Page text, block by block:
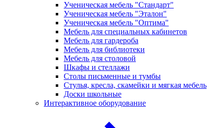
Ученическая мебель "Стандарт"
Ученическая мебель "Эталон"
Ученическая мебель "Оптима"
Мебель для специальных кабинетов
Мебель для гардероба
Мебель для библиотеки
Мебель для столовой
Шкафы и стеллажи
Столы письменные и тумбы
Стулья, кресла, скамейки и мягкая мебель
Доски школьные
Интерактивное оборудование